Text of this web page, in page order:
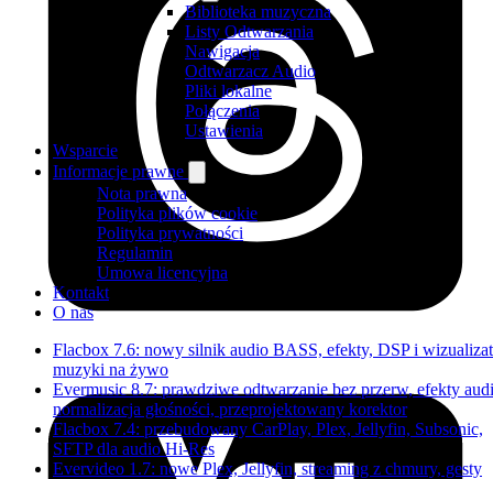
Biblioteka muzyczna
Listy Odtwarzania
Nawigacja
Odtwarzacz Audio
Pliki lokalne
Połączenia
Ustawienia
Wsparcie
Informacje prawne
Nota prawna
Polityka plików cookie
Polityka prywatności
Regulamin
Umowa licencyjna
Kontakt
O nas
Flacbox 7.6: nowy silnik audio BASS, efekty, DSP i
muzyki na żywo
Evermusic 8.7: prawdziwe odtwarzanie bez przerw, efekty
normalizacja głośności, przeprojektowany korektor
Flacbox 7.4: przebudowany CarPlay, Plex, Jellyfin, Subsonic,
SFTP dla audio Hi-Res
Evervideo 1.7: nowe Plex, Jellyfin, streaming z chmury, gesty